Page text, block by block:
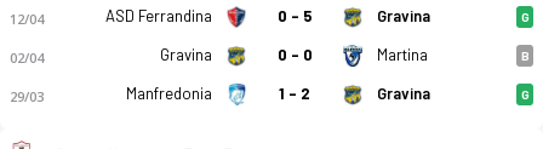
12/04 ASD Ferrandina 0 - 5 Gravina G
02/04 Gravina 0 - 0 Martina B
29/03 Manfredonia 1 - 2 Gravina G